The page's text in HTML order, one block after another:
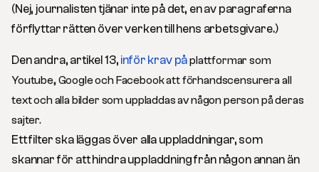
(Nej, journalisten tjänar inte på det, en av paragraferna
förflyttar rätten över verken till hens arbetsgivare.)
Den andra, artikel 13, inför krav påplattformar som
Youtube, Google och Facebook att förhandscensurera all
text och alla bilder som uppladdas av någon person på deras
sajter.
Ett filter ska läggas över alla uppladdningar, som
skannar för att hindra uppladdning från någon annan än